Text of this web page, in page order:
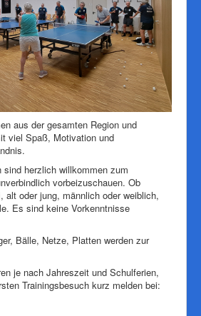
aus der gesamten Region und
viel Spaß, Motivation und
sind herzlich willkommen zum
vorbeizuschauen. Ob
alt oder jung, männlich oder weiblich,
Es sind keine Vorkenntnisse
Bälle, Netze, Platten werden zur
je nach Jahreszeit und Schulferien,
Trainingsbesuch kurz melden bei: